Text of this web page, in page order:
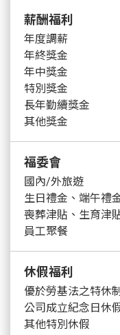
薪酬福利
年度調薪
年終獎金
年中獎金
特別獎金
長年勤續獎金
其他獎金
福委會
國內/外旅遊
生日禮金、端午禮
喪葬津貼、生育津
員工聚餐
休假福利
優於勞基法之特休
公司成立紀念日休
其他特別休假